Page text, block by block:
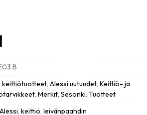
B
keittiötuotteet, Alessi uutuudet, Keittiö- ja
, Merkit, Sesonki, Tuotteet
Alessi, keittiö, leivänpaahdin